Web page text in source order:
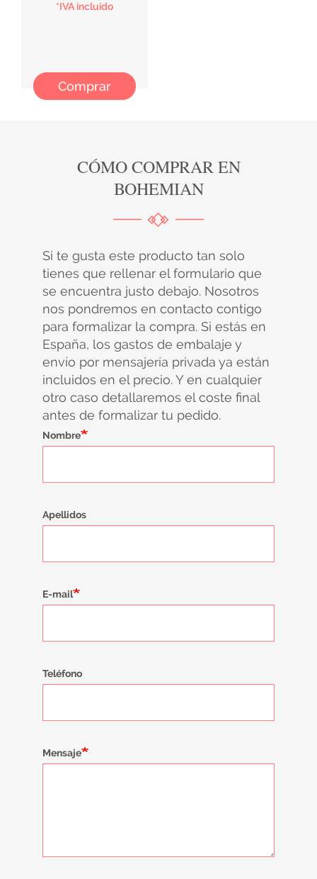
*IVA incluido
Comprar
CÓMO COMPRAR EN
BOHEMIAN
Si te gusta este producto tan solo
tienes que rellenar el formulario que
se encuentra justo debajo. Nosotros
nos pondremos en contacto contigo
para formalizar la compra. Si estás en
España, los gastos de embalaje y
envío por mensajería privada ya están
incluidos en el precio. Y en cualquier
otro caso detallaremos el coste final
antes de formalizar tu pedido.
Nombre
Apellidos
E-mail
Teléfono
Mensaje